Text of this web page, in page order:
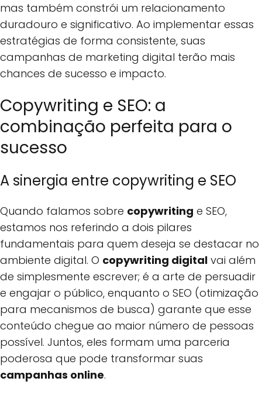
mas também constrói um relacionamento
duradouro e significativo. Ao implementar essas
estratégias de forma consistente, suas
campanhas de marketing digital terão mais
chances de sucesso e impacto.
Copywriting e SEO: a
combinação perfeita para o
sucesso
A sinergia entre copywriting e SEO
Quando falamos sobre copywriting e SEO,
estamos nos referindo a dois pilares
fundamentais para quem deseja se destacar no
ambiente digital. O copywriting digital vai além
de simplesmente escrever; é a arte de persuadir
e engajar o público, enquanto o SEO (otimização
para mecanismos de busca) garante que esse
conteúdo chegue ao maior número de pessoas
possível. Juntos, eles formam uma parceria
poderosa que pode transformar suas
campanhas online.